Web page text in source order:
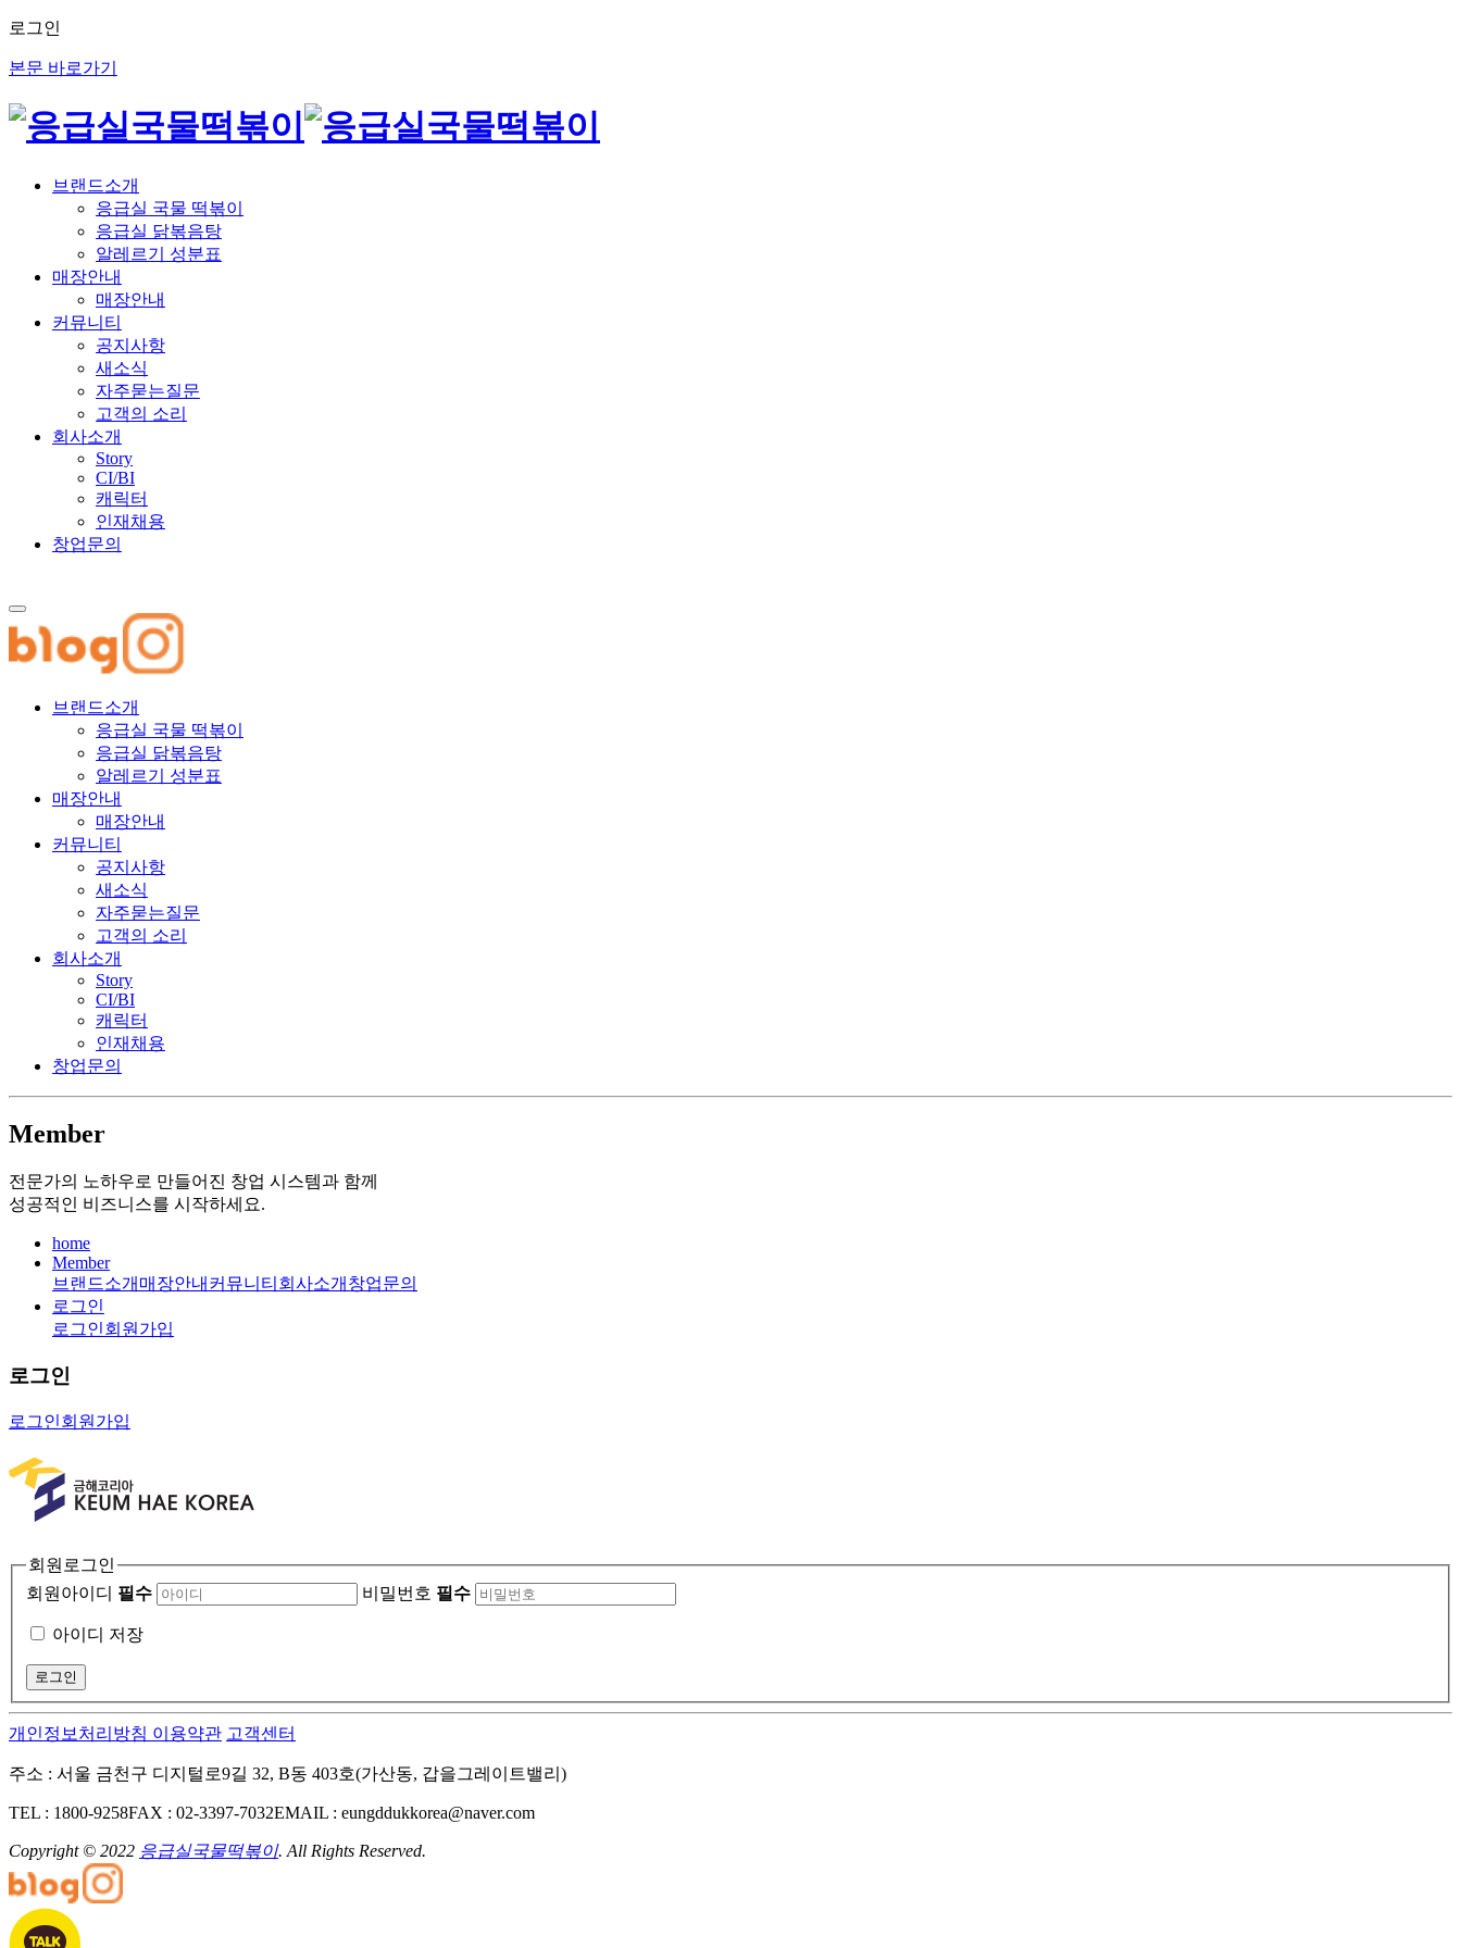
로그인
본문 바로가기
브랜드소개
응급실 국물 떡볶이
응급실 닭볶음탕
알레르기 성분표
매장안내
매장안내
커뮤니티
공지사항
새소식
자주묻는질문
고객의 소리
회사소개
Story
CI/BI
캐릭터
인재채용
창업문의
브랜드소개
응급실 국물 떡볶이
응급실 닭볶음탕
알레르기 성분표
매장안내
매장안내
커뮤니티
공지사항
새소식
자주묻는질문
고객의 소리
회사소개
Story
CI/BI
캐릭터
인재채용
창업문의
Member
전문가의 노하우로 만들어진 창업 시스템과 함께
성공적인 비즈니스를 시작하세요.
home
Member
브랜드소개 매장안내 커뮤니티 회사소개 창업문의
로그인
로그인회원가입
로그인
로그인회원가입
회원로그인
회원아이디 필수 비밀번호 필수
아이디 저장
개인정보처리방침 이용약관 고객센터
주소 : 서울 금천구 디지털로9길 32, B동 403호(가산동, 갑을그레이트밸리)
TEL : 1800-9258FAX : 02-3397-7032EMAIL : eungddukkorea@naver.com
Copyright © 2022 응급실국물떡볶이. All Rights Reserved.